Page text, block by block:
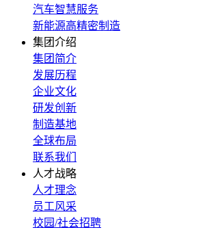
汽车智慧服务
新能源高精密制造
集团介绍
集团简介
发展历程
企业文化
研发创新
制造基地
全球布局
联系我们
人才战略
人才理念
员工风采
校园/社会招聘